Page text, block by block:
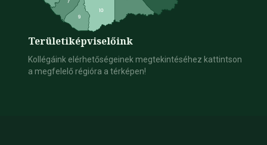
Területiképviselőink
Kollégáink elérhetőségeinek megtekintéséhez kattintson
a megfelelő régióra a térképen!